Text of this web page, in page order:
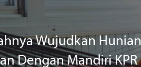
Wujudkan Hunian
Dengan Mandiri KPR